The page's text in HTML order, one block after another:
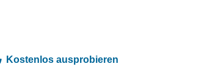
Kostenlos ausprobieren